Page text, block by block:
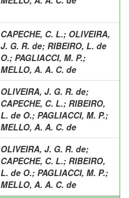
CAPECHE, C. L.; OLIVEIRA,
J. G. R. de; RIBEIRO, L. de
O.; PAGLIACCI, M. P.;
MELLO, A. A. C. de
OLIVEIRA, J. G. R. de;
CAPECHE, C. L.; RIBEIRO,
L. de O.; PAGLIACCI, M. P.;
MELLO, A. A. C. de
OLIVEIRA, J. G. R. de;
CAPECHE, C. L.; RIBEIRO,
L. de O.; PAGLIACCI, M. P.;
MELLO, A. A. C. de